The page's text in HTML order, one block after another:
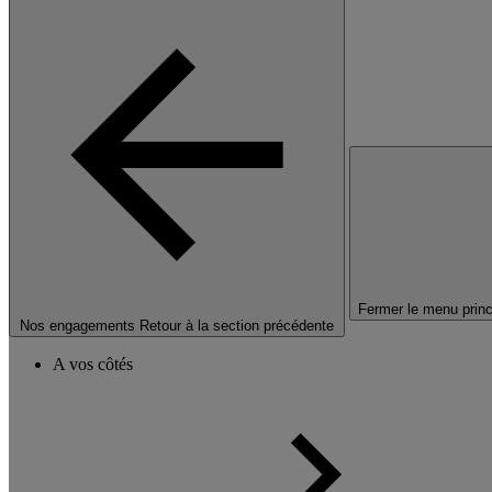
Nos engagements Retour à la section précédente
Fermer le menu
A vos côtés